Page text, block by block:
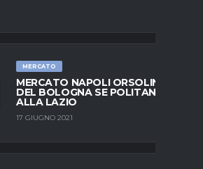
MERCATO
MERCATO NAPOLI ORSOLINI, L’ALA
DEL BOLOGNA SE POLITANO VA
ALLA LAZIO
17 GIUGNO 2021